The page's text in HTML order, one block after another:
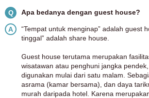
Q Apa bedanya dengan guest house?
A
“Tempat untuk menginap” adalah guest
tinggal” adalah share house.
Guest house terutama merupakan
wisatawan atau penghuni jangka
digunakan mulai dari satu malam.
asrama (kamar bersama), dan daya
murah daripada hotel. Karena